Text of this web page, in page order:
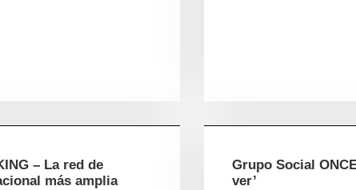
– La red de
más amplia
Grupo Social
ver’